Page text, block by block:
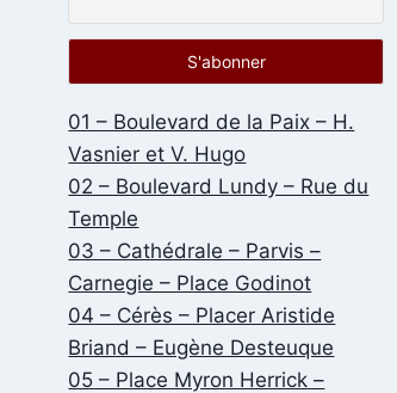
01 – Boulevard de la Paix – H.
Vasnier et V. Hugo
02 – Boulevard Lundy – Rue du
Temple
03 – Cathédrale – Parvis –
Carnegie – Place Godinot
04 – Cérès – Placer Aristide
Briand – Eugène Desteuque
05 – Place Myron Herrick –